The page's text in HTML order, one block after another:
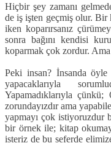
Hiçbir şey zamanı
de iş işten geçmiş olur. Bir
iken koparırsanız
sonra bağını kendisi
koparmak çok zordur.
Peki insan? İnsanda
yapacaklarıyla
Yapamadıklarıyla
zorundayızdır ama
yapmayı çok istiyoruzdur
bir örnek ile; kitap
isteriz de bu seferde